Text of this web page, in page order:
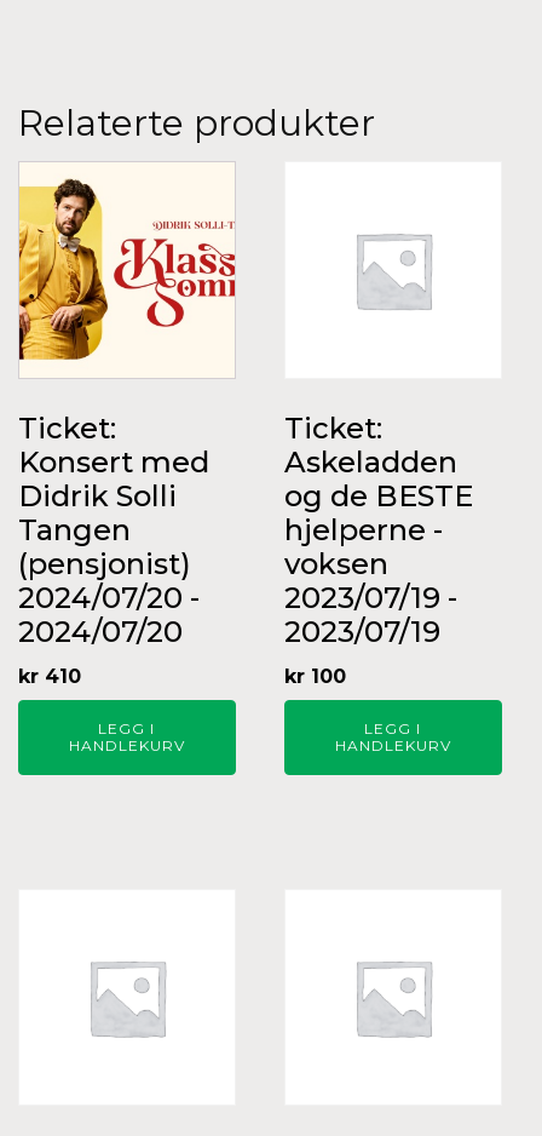
Relaterte produkter
Ticket:
Konsert med
Didrik Solli
Tangen
(pensjonist)
2024/07/20 -
2024/07/20
kr 410
LEGG I
HANDLEKURV
Ticket:
Askeladden
og de BESTE
hjelperne -
voksen
2023/07/19 -
2023/07/19
kr100
LEGG I
HANDLEKURV